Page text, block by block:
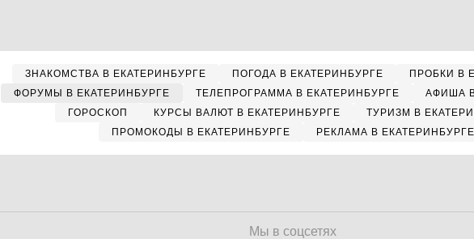
ЗНАКОМСТВА В ЕКАТЕРИНБУРГЕ ПОГОДА В ЕКАТЕРИНБУРГЕ
ПРОБКИ В
ФОРУМЫ В ЕКАТЕРИНБУРГЕ
ТЕЛЕПРОГРАММА В ЕКАТЕРИНБУРГЕ
АФИША
ГОРОСКОП
КУРСЫ ВАЛЮТ В ЕКАТЕРИНБУРГЕ
ТУРИЗМ В
ПРОМОКОДЫ В ЕКАТЕРИНБУРГЕ
РЕКЛАМА В ЕКАТЕРИНБУРГЕ
Мы в соцсетях